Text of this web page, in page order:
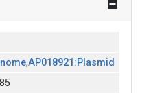
,AP018921:Plasmid